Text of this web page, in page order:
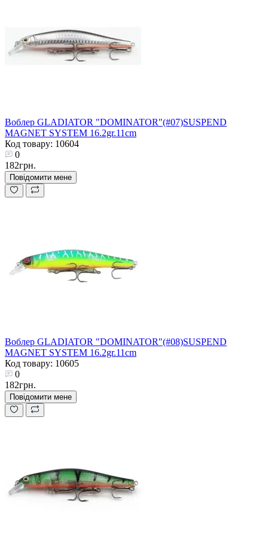
Воблер GLADIATOR "DOMINATOR"(#07)SUSPEND
MAGNET SYSTEM 16.2gr.11cm
Код товару: 10604
0
182грн.
Повідомити мене
Воблер GLADIATOR "DOMINATOR"(#08)SUSPEND
MAGNET SYSTEM 16.2gr.11cm
Код товару: 10605
0
182грн.
Повідомити мене